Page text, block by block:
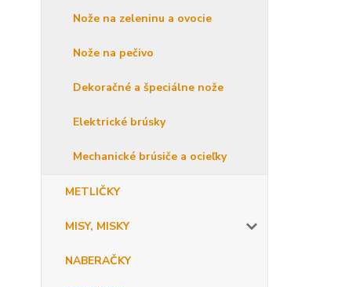
Nože na zeleninu a ovocie
Nože na pečivo
Dekoračné a špeciálne nože
Elektrické brúsky
Mechanické brúsiče a ocieľky
METLIČKY
MISY, MISKY
NABERAČKY